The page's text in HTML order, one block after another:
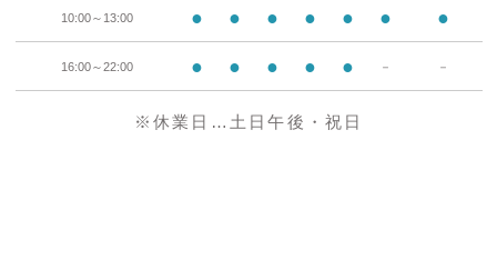
10:00～13:00 ● ● ● ● ● ● ●
16:00～22:00 ● ● ● ● ● － －
※休業日…土日午後・祝日